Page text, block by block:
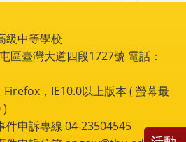
級中等學校
區臺灣大道四段1727號 電話：
，IE10.0以上版本 ( 螢幕最
)
件申訴專線 04-23504545